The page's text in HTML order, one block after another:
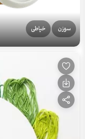
سوزن خیاطی